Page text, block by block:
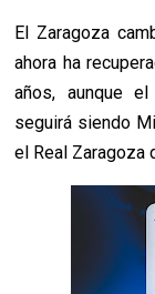
El Zaragoza
ahora ha
años, aunque
seguirá siendo
el Real Zaragoza